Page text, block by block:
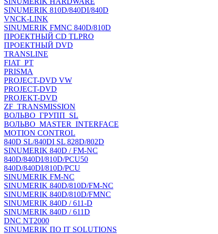
SINUMERIK 810D/840DI/840D
VNCK-LINK
SINUMERIK FMNC 840D/810D
ПРОЕКТНЫЙ CD TLPRO
ПРОЕКТНЫЙ DVD
TRANSLINE
FIAT_PT
PRISMA
PROJECT-DVD VW
PROJECT-DVD
PROJEKT-DVD
ZF_TRANSMISSION
ВОЛЬВО_ГРУПП_SL
ВОЛЬВО_MASTER_INTERFACE
MOTION CONTROL
840D SL/840DI SL 828D/802D
SINUMERIK 840D / FM-NC
840D/840DI/810D/PCU50
840D/840DI/810D/PCU
SINUMERIK FM-NC
SINUMERIK 840D/810D/FM-NC
SINUMERIK 840D/810D/FMNC
SINUMERIK 840D / 611-D
SINUMERIK 840D / 611D
DNC NT2000
SINUMERIK ПО IT SOLUTIONS